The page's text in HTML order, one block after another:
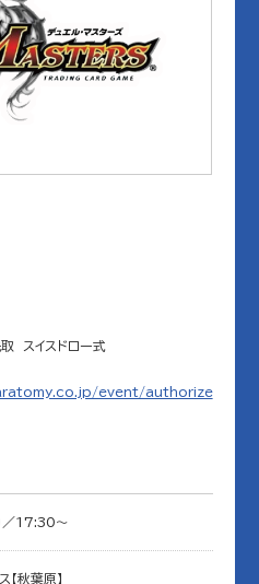
スイスドロー式
event/authorize
17:30〜
秋葉原】